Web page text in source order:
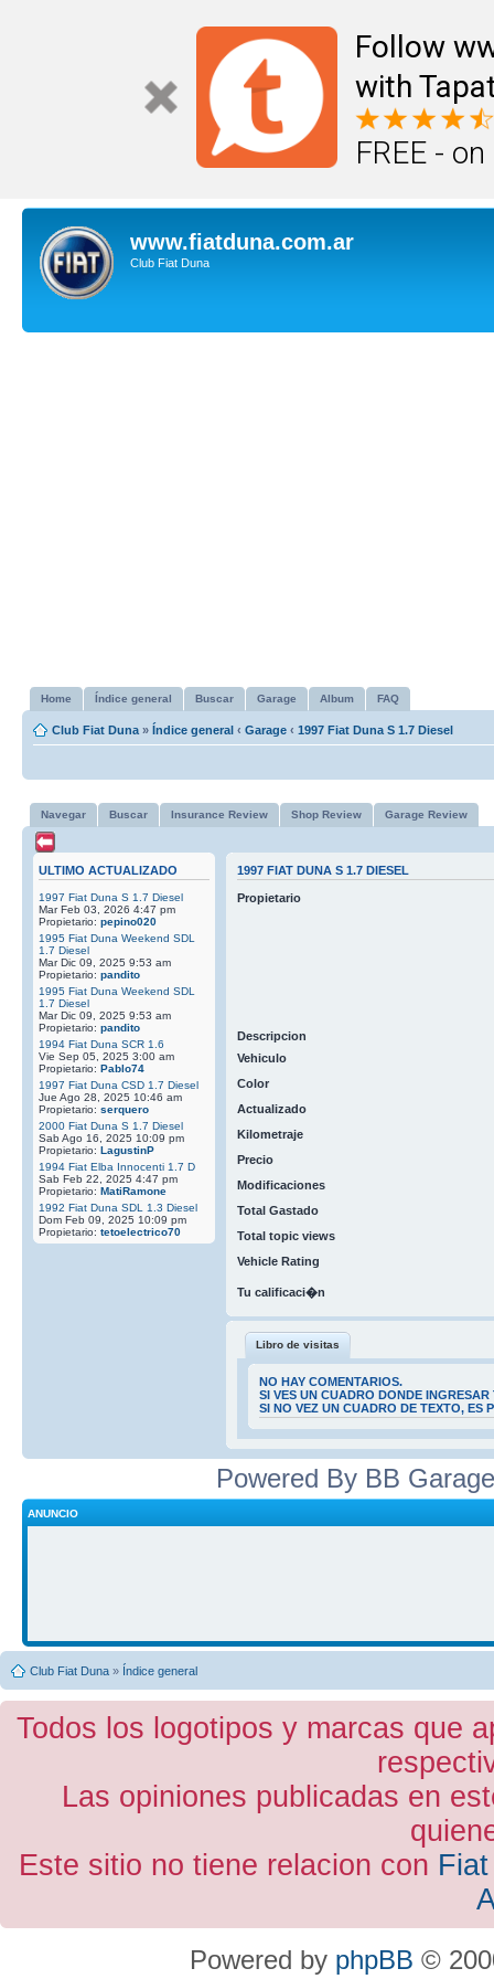
Follow
with
FREE -
www.fiatduna.com.ar
Club Fiat Duna
Home Índice general Buscar Garage Album FAQ
Club Fiat Duna » Índice general ‹ Garage ‹ 1997 Fiat Duna S 1.7 Diesel
Navegar Buscar Insurance Review Shop Review Garage Review
ULTIMO ACTUALIZADO
1997 Fiat Duna S 1.7 Diesel
Mar Feb 03, 2026 4:47 pm
Propietario: pepino020
1995 Fiat Duna Weekend SDL
1.7 Diesel
Mar Dic 09, 2025 9:53 am
Propietario: pandito
1995 Fiat Duna Weekend SDL
1.7 Diesel
Mar Dic 09, 2025 9:53 am
Propietario: pandito
1994 Fiat Duna SCR 1.6
Vie Sep 05, 2025 3:00 am
Propietario: Pablo74
1997 Fiat Duna CSD 1.7 Diesel
Jue Ago 28, 2025 10:46 am
Propietario: serquero
2000 Fiat Duna S 1.7 Diesel
Sab Ago 16, 2025 10:09 pm
Propietario: LagustinP
1994 Fiat Elba Innocenti 1.7 D
Sab Feb 22, 2025 4:47 pm
Propietario: MatiRamone
1992 Fiat Duna SDL 1.3 Diesel
Dom Feb 09, 2025 10:09 pm
Propietario: tetoelectrico70
1997 FIAT DUNA S 1.7 DIESEL
Propietario
Descripcion
Vehiculo
Color
Actualizado
Kilometraje
Precio
Modificaciones
Total Gastado
Total topic views
Vehicle Rating
Tu calificaci�n
Libro de visitas
NO HAY COMENTARIOS.
SI VES UN CUADRO DONDE
SI NO VEZ UN CUADRO DE TEXTO, ES
Powered By BB
ANUNCIO
Club Fiat Duna » Índice general
Todos los logotipos y marcas que
Las opiniones publicadas en
Este sitio no tiene relacion con
Powered by phpBB ©